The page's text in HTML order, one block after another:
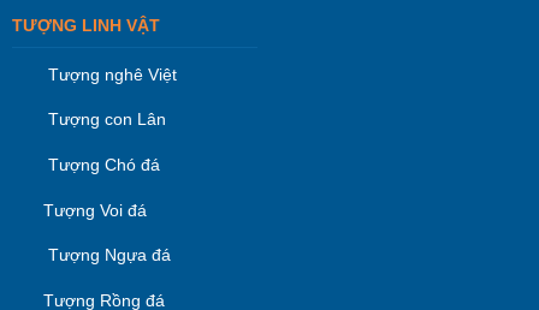
TƯỢNG LINH VẬT
Tượng nghê Việt
Tượng con Lân
Tượng Chó đá
Tượng Voi đá
Tượng Ngựa đá
Tượng Rồng đá